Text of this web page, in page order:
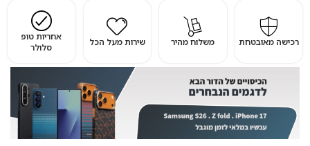
רכישה מאובטחת משלוח מהיר שירות מעל הכל
אחריות טופ
סלולר